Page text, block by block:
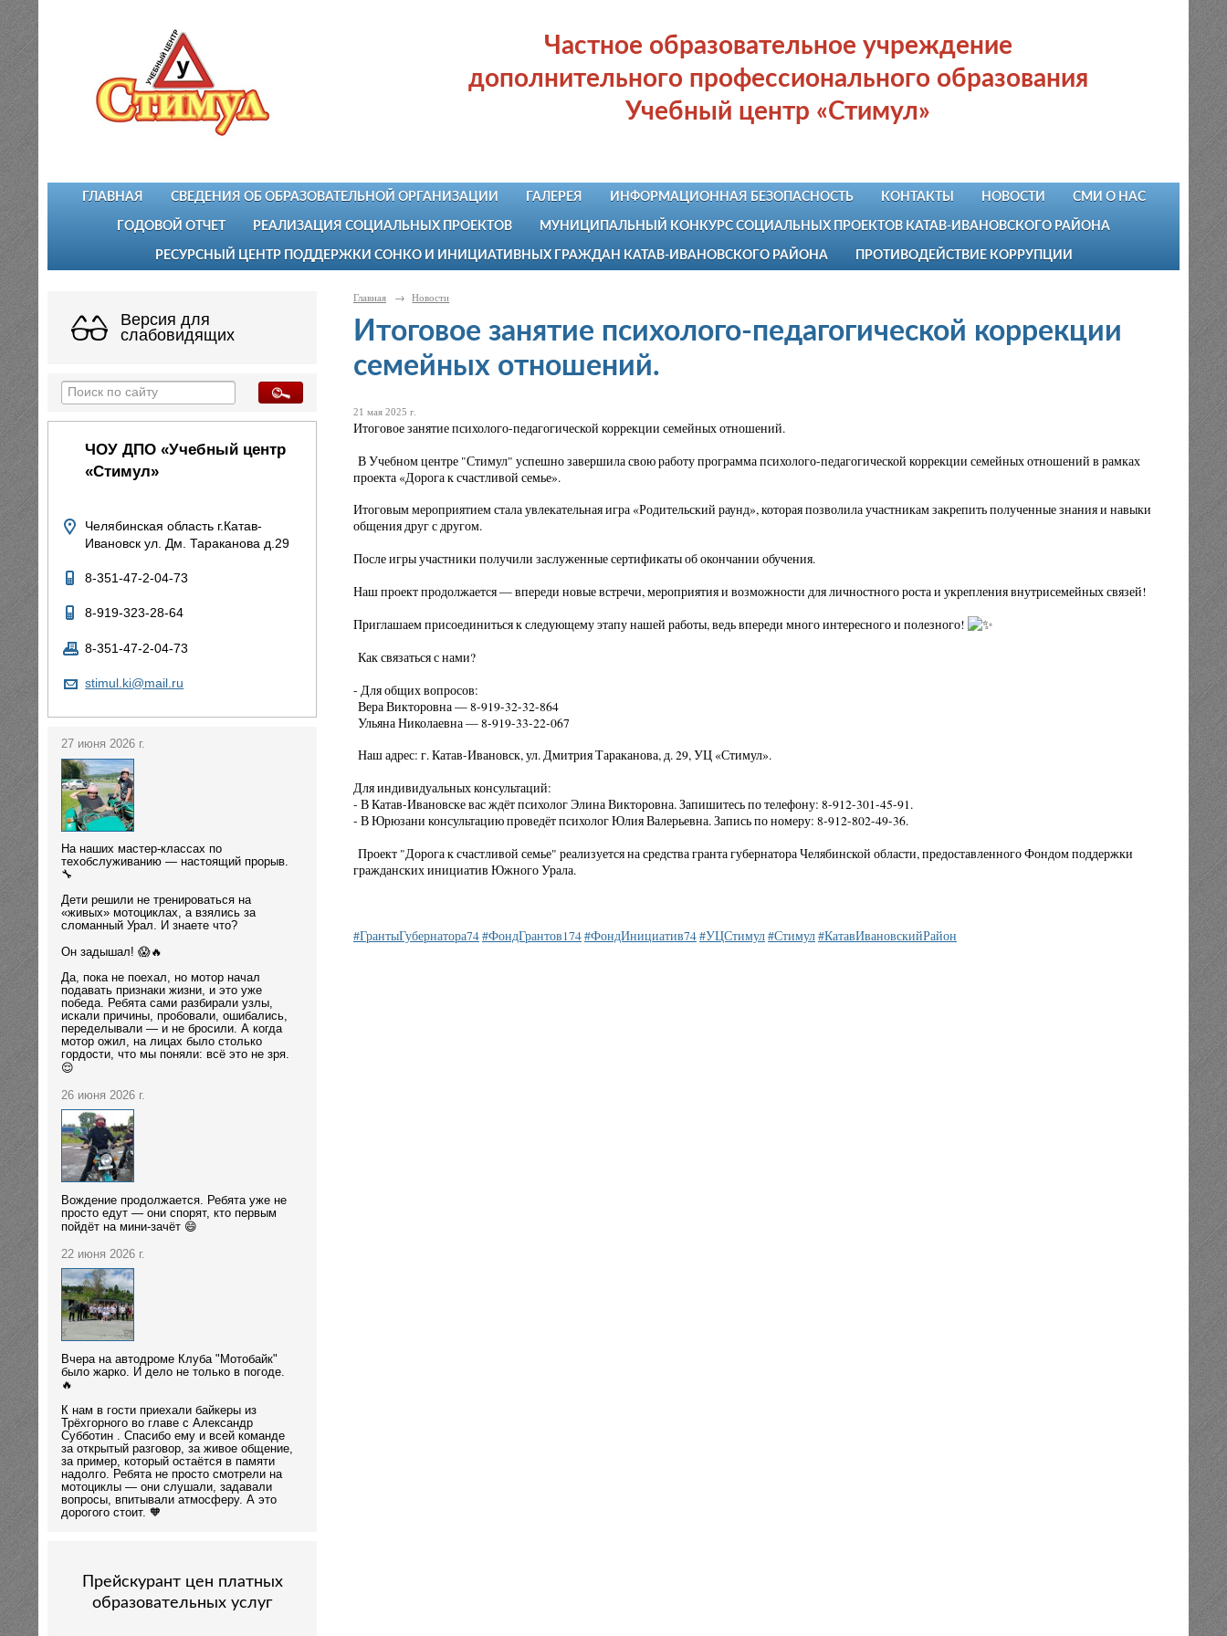
Частное образовательное учреждение
дополнительного профессионального образования
Учебный центр «Стимул»
ГЛАВНАЯ СВЕДЕНИЯ ОБ ОБРАЗОВАТЕЛЬНОЙ ОРГАНИЗАЦИИ ГАЛЕРЕЯ ИНФОРМАЦИОННАЯ БЕЗОПАСНОСТЬ КОНТАКТЫ НОВОСТИ СМИ О НАС
ГОДОВОЙ ОТЧЕТ РЕАЛИЗАЦИЯ СОЦИАЛЬНЫХ ПРОЕКТОВ МУНИЦИПАЛЬНЫЙ КОНКУРС СОЦИАЛЬНЫХ ПРОЕКТОВ КАТАВ-ИВАНОВСКОГО РАЙОНА
РЕСУРСНЫЙ ЦЕНТР ПОДДЕРЖКИ СОНКО И ИНИЦИАТИВНЫХ ГРАЖДАН КАТАВ-ИВАНОВСКОГО РАЙОНА ПРОТИВОДЕЙСТВИЕ КОРРУПЦИИ
Версия для
слабовидящих
ЧОУ ДПО «Учебный центр
«Стимул»
Челябинская область г.Катав-
Ивановск ул. Дм. Тараканова д.29
8-351-47-2-04-73
8-919-323-28-64
8-351-47-2-04-73
stimul.ki@mail.ru
27 июня 2026 г.
На наших мастер-классах по
техобслуживанию — настоящий прорыв.
🔧
Дети решили не тренироваться на
«живых» мотоциклах, а взялись за
сломанный Урал. И знаете что?
Он задышал! 😱🔥
Да, пока не поехал, но мотор начал
подавать признаки жизни, и это уже
победа. Ребята сами разбирали узлы,
искали причины, пробовали, ошибались,
переделывали — и не бросили. А когда
мотор ожил, на лицах было столько
гордости, что мы поняли: всё это не зря.
😌
26 июня 2026 г.
Вождение продолжается. Ребята уже не
просто едут — они спорят, кто первым
пойдёт на мини-зачёт 😄
22 июня 2026 г.
Вчера на автодроме Клуба "Мотобайк"
было жарко. И дело не только в погоде.
🔥
К нам в гости приехали байкеры из
Трёхгорного во главе с Александр
Субботин . Спасибо ему и всей команде
за открытый разговор, за живое общение,
за пример, который остаётся в памяти
надолго. Ребята не просто смотрели на
мотоциклы — они слушали, задавали
вопросы, впитывали атмосферу. А это
дорогого стоит. 🧡
Прейскурант цен платных
образовательных услуг
Главная → Новости
Итоговое занятие психолого-педагогической коррекции
семейных отношений.
21 мая 2025 г.
Итоговое занятие психолого-педагогической коррекции семейных отношений.
В Учебном центре "Стимул" успешно завершила свою работу программа психолого-педагогической коррекции семейных отношений в рамках
проекта «Дорога к счастливой семье».
Итоговым мероприятием стала увлекательная игра «Родительский раунд», которая позволила участникам закрепить полученные знания и навыки
общения друг с другом.
После игры участники получили заслуженные сертификаты об окончании обучения.
Наш проект продолжается — впереди новые встречи, мероприятия и возможности для личностного роста и укрепления внутрисемейных связей!
Приглашаем присоединиться к следующему этапу нашей работы, ведь впереди много интересного и полезного!
Как связаться с нами?
- Для общих вопросов:
Вера Викторовна — 8-919-32-32-864
Ульяна Николаевна — 8-919-33-22-067
Наш адрес: г. Катав-Ивановск, ул. Дмитрия Тараканова, д. 29, УЦ «Стимул».
Для индивидуальных консультаций:
- В Катав-Ивановске вас ждёт психолог Элина Викторовна. Запишитесь по телефону: 8-912-301-45-91.
- В Юрюзани консультацию проведёт психолог Юлия Валерьевна. Запись по номеру: 8-912-802-49-36.
Проект "Дорога к счастливой семье" реализуется на средства гранта губернатора Челябинской области, предоставленного Фондом поддержки
гражданских инициатив Южного Урала.
#ГрантыГубернатора74#ФондГрантов174#ФондИнициатив74#УЦСтимул#Стимул#КатавИвановскийРайон